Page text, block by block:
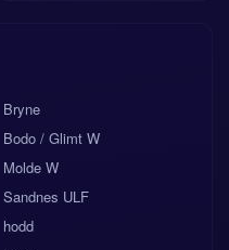
Bryne
Bodo / Glimt W
Molde W
Sandnes ULF
hodd